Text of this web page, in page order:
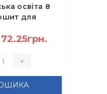
освіта 8
для
оцінювання -
72.25грн.
+